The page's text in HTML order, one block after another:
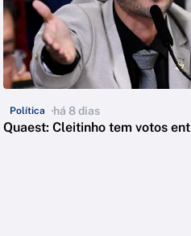
Política há 8 dias
Quaest: Cleitinho tem votos